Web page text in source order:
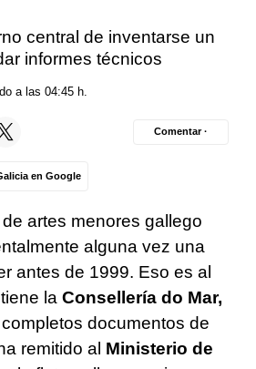
central de inventarse un
informes técnicos
a las 04:45 h.
en Google
Comentar ·
artes menores gallego
alguna vez una
antes de 1999. Eso es al
la Consellería do Mar,
documentos de
remitido al Ministerio de